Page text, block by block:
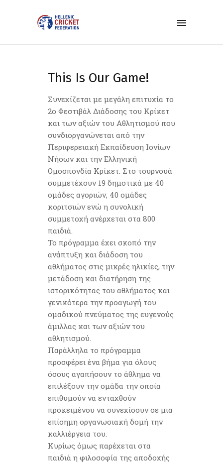
This Is Our Game!
Συνεχίζεται με μεγάλη επιτυχία το
2ο Φεστιβάλ Διάδοσης του Κρίκετ
και των αξιών του Αθλητισμού που
συνδιοργανώνεται από την
Περιφερειακή Εκπαίδευση Ιονίων
Νήσων και την Ελληνική
Ομοσπονδία Κρίκετ. Στο τουρνουά
συμμετέχουν 19 δημοτικά με 40
ομάδες αγοριών, 40 ομάδες
κοριτσιών ενώ η συνολική
συμμετοχή ανέρχεται στα 800
παιδιά.
Το πρόγραμμα έχει σκοπό την
ανάπτυξη και διάδοση του
αθλήματος στις μικρές ηλικίες, την
μετάδοση και διατήρηση της
ιστορικότητας του αθλήματος και
γενικότερα την προαγωγή του
ομαδικού πνεύματος της ευγενούς
άμιλλας και των αξιών του
αθλητισμού.
Παράλληλα το πρόγραμμα
προσφέρει ένα βήμα για όλους
όσους αγαπήσουν το άθλημα να
επιλέξουν την ομάδα την οποία
επιθυμούν να ενταχθούν
προκειμένου να συνεχίσουν σε μια
επίσημη οργανωσιακή δομή την
καλλιέργεια του.
Κυρίως όμως παρέχεται στα
παιδιά η φιλοσοφία της αποδοχής